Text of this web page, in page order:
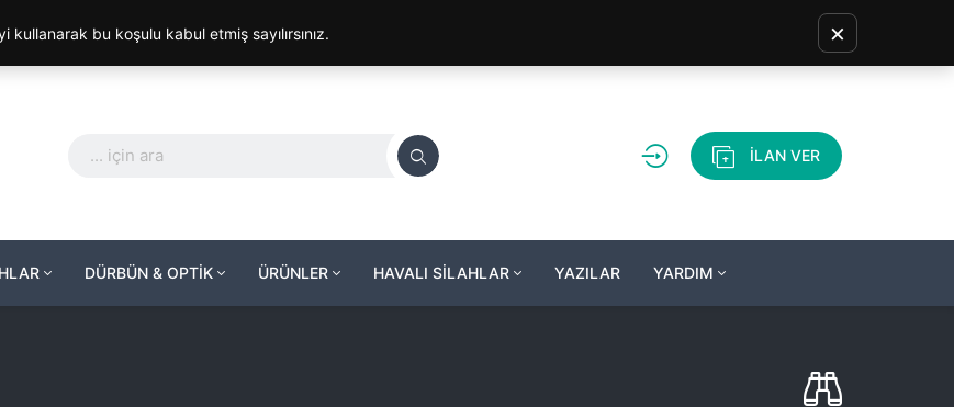
İLAN VER
DÜRBÜN & OPTİK ÜRÜNLER HAVALI SİLAHLAR YAZILAR YARDIM
kullanarak bu koşulu kabul etmiş sayılırsınız. ×